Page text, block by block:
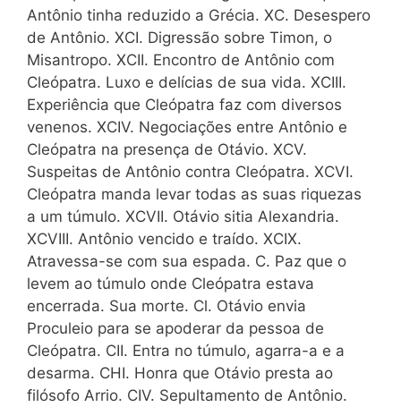
Antônio tinha reduzido a Grécia. XC. Desespero
de Antônio. XCI. Digressão sobre Timon, o
Misantropo. XCII. Encontro de Antônio com
Cleópatra. Luxo e delícias de sua vida. XCIII.
Experiência que Cleópatra faz com diversos
venenos. XCIV. Negociações entre Antônio e
Cleópatra na presença de Otávio. XCV.
Suspeitas de Antônio contra Cleópatra. XCVI.
Cleópatra manda levar todas as suas riquezas
a um túmulo. XCVII. Otávio sitia Alexandria.
XCVIII. Antônio vencido e traído. XCIX.
Atravessa-se com sua espada. C. Paz que o
levem ao túmulo onde Cleópatra estava
encerrada. Sua morte. Cl. Otávio envia
Proculeio para se apoderar da pessoa de
Cleópatra. CII. Entra no túmulo, agarra-a e a
desarma. CHI. Honra que Otávio presta ao
filósofo Arrio. CIV. Sepultamento de Antônio.